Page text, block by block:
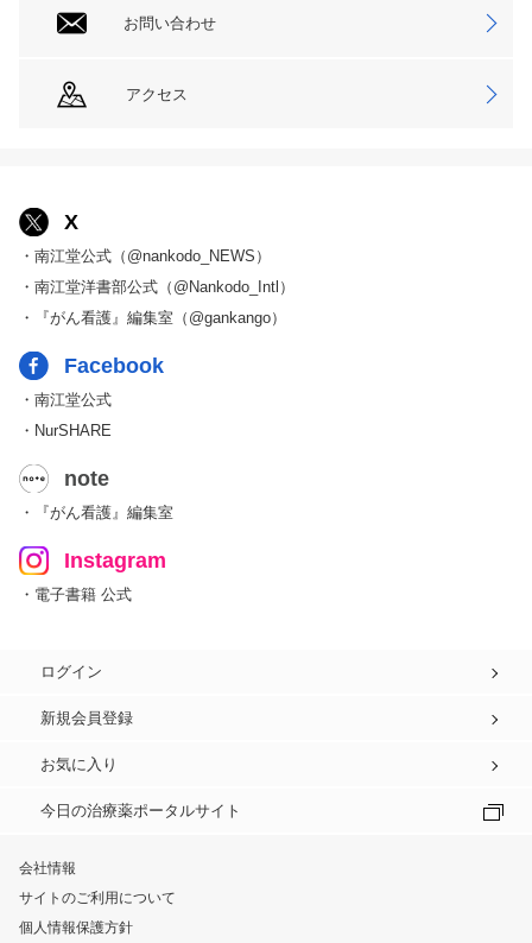
お問い合わせ
アクセス
X
・南江堂公式（@nankodo_NEWS）
・南江堂洋書部公式（@Nankodo_Intl）
・『がん看護』編集室（@gankango）
Facebook
・南江堂公式
・NurSHARE
note
・『がん看護』編集室
Instagram
・電子書籍 公式
ログイン
新規会員登録
お気に入り
今日の治療薬ポータルサイト
会社情報
サイトのご利用について
個人情報保護方針